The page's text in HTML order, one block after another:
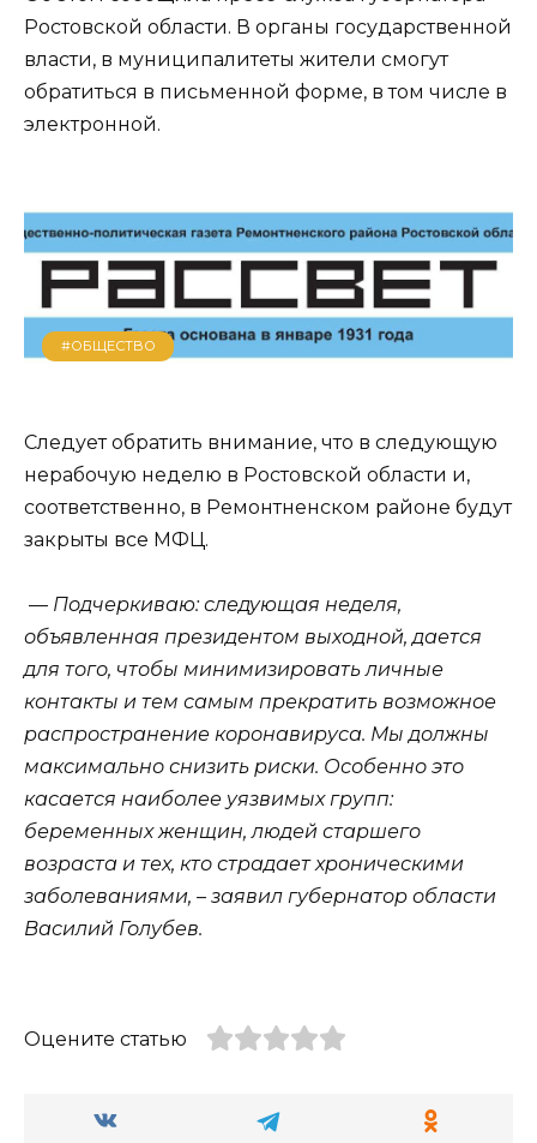
Ростовской области. В органы государственной
власти, в муниципалитеты жители смогут
обратиться в письменной форме, в том числе в
электронной.
#ОБЩЕСТВО
Следует обратить внимание, что в следующую
нерабочую неделю в Ростовской области и,
соответственно, в Ремонтненском районе будут
закрыты все МФЦ.
— Подчеркиваю: следующая неделя,
объявленная президентом выходной, дается
для того, чтобы минимизировать личные
контакты и тем самым прекратить возможное
распространение коронавируса. Мы должны
максимально снизить риски. Особенно это
касается наиболее уязвимых групп:
беременных женщин, людей старшего
возраста и тех, кто страдает хроническими
заболеваниями, – заявил губернатор области
Василий Голубев.
Оцените статью